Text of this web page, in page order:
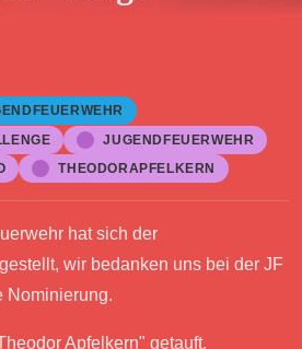
JUGENDFEUERWEHR
THEODORAPFELKERN
hat sich der
wir bedanken uns bei der JF
Nominierung.
Apfelkern" getauft.